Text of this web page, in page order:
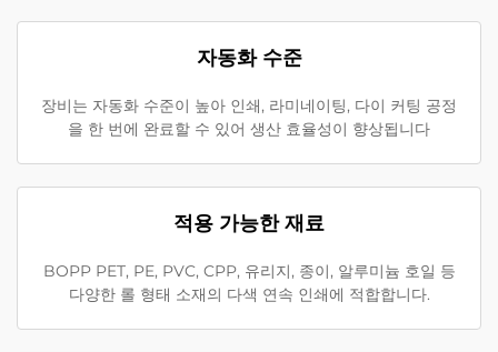
자동화 수준
장비는 자동화 수준이 높아 인쇄, 라미네이팅, 다이 커팅 공정
을 한 번에 완료할 수 있어 생산 효율성이 향상됩니다
적용 가능한 재료
BOPP PET, PE, PVC, CPP, 유리지, 종이, 알루미늄 호일 등
다양한 롤 형태 소재의 다색 연속 인쇄에 적합합니다.